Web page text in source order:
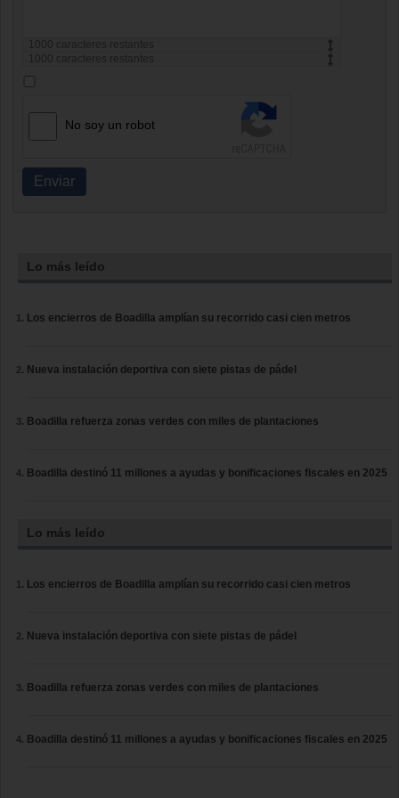
caracteres restantes
caracteres restantes
No soy un robot
Enviar
Lo más leído
Los encierros de Boadilla amplían su recorrido casi cien metros
Nueva instalación deportiva con siete pistas de pádel
Boadilla refuerza zonas verdes con miles de plantaciones
Boadilla destinó 11 millones a ayudas y bonificaciones fiscales en 2025
Lo más leído
Los encierros de Boadilla amplían su recorrido casi cien metros
Nueva instalación deportiva con siete pistas de pádel
Boadilla refuerza zonas verdes con miles de plantaciones
Boadilla destinó 11 millones a ayudas y bonificaciones fiscales en 2025